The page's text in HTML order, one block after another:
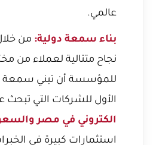
عالمي.
بناء سمعة دولية: من
نجاح متتالية لعملاء من
للمؤسسة أن تبني سمعة
الأول للشركات التي تبحث
الكتروني في مصر
استثمارات كبيرة في